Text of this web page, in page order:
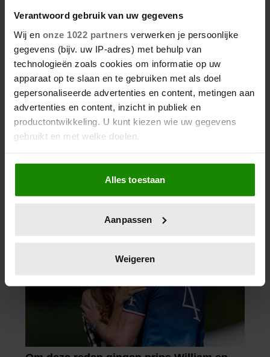
Verantwoord gebruik van uw gegevens
Wij en onze 1022 partners verwerken je persoonlijke
gegevens (bijv. uw IP-adres) met behulp van
technologieën zoals cookies om informatie op uw
apparaat op te slaan en te gebruiken met als doel
gepersonaliseerde advertenties en content, metingen aan
advertenties en content, inzicht in publiek en
productontwikkeling. U kunt kiezen wie uw gegevens
gebruikt en met welke doelen.
Als u het toestaat, willen we ook graag:
Informatie verzamelen over uw geografische
locatie, die tot een paar meter nauwkeurig kan zijn
scannen op specifieke eigenschappen (fingerprinting)
verwerkt en stel uw voorkeuren in het
intrekken in de Cookieverklaring.
We gebruiken cookies om content en advertenties te
personaliseren, om functies voor social media te bieden
en om ons websiteverkeer te analyseren. Ook delen we
Alles toestaan
Aanpassen
Weigeren